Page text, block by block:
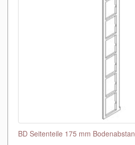
BD Seitenteile 175 mm